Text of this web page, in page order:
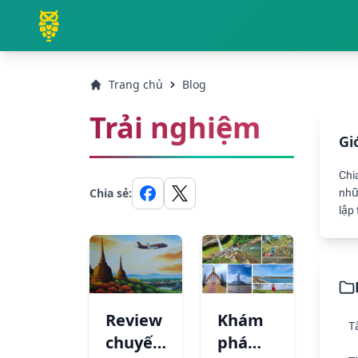
Trang chủ Blog
Trải nghiệm
Chia sẻ:
Review
chuyến
Khám
phá
lập